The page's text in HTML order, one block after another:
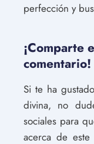
perfección y
¡Comparte
comentario!
Si te ha
divina, no
sociales para
acerca de